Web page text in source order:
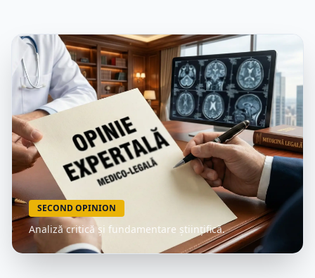
SECOND OPINION
Analiză critică și fundamentare științifică.